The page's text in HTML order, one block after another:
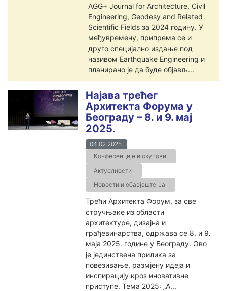
AGG+ Journal for Architecture, Civil
Engineering, Geodesy and Related
Scientific Fields за 2024 годину. У
међувремену, припрема се и
друго специјално издање под
називом Earthquake Engineering и
планирано је да буде објављ...
Најава трећег
Архитекта Форума у
Београду – 8. и 9. мај
2025.
04.02.2025.
Конференције и скупови
Актуелности
Новости и обавјештења
Трећи Архитекта Форум, за све
стручњаке из области
архитектуре, дизајна и
грађевинарства, одржава се 8. и 9.
маја 2025. године у Београду. Ово
је јединствена прилика за
повезивање, размјену идеја и
инспирацију кроз иновативне
приступе. Тема 2025: „А...